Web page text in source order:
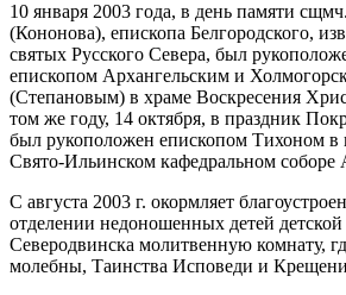
10 января 2003 года, в день памяти
(Кононова), епископа Белгородского,
святых Русского Севера, был
епископом Архангельским и
(Степановым) в храме Воскресения
том же году, 14 октября, в праздник
был рукоположен епископом Тихоном в
Свято-Ильинском кафедральном соборе
С августа 2003 г. окормляет
отделении недоношенных детей
Северодвинска молитвенную комнату,
молебны, Таинства Исповеди и